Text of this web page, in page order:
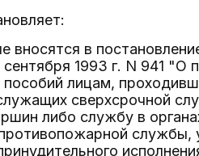
вносятся в
1993 г. N 941 "О
пособий лицам,
сверхсрочной
либо службу в
службы,